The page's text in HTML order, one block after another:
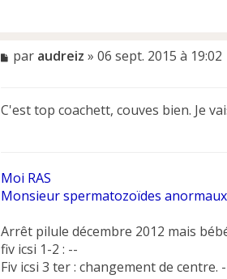
M
s
a
o
n
par audreiz » 06 sept. 2015 à 19:02
C'est top coachett, couves bien. Je
Moi RAS
Monsieur spermatozoïdes
Arrêt pilule décembre 2012 mais
fiv icsi 1-2 : --
Fiv icsi 3 ter : changement de centre.